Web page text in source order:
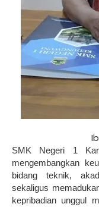
SMK Negeri 1
mengembangkan
bidang teknik,
sekaligus
kepribadian unggul